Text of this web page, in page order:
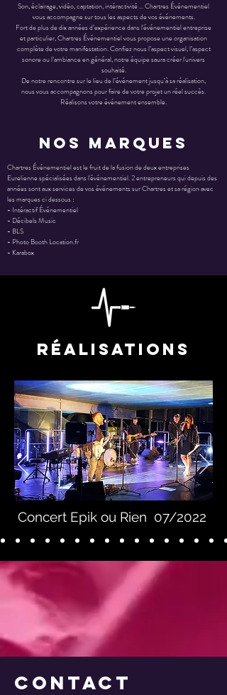
Son, éclairage, vidéo, captation, intéractivité … Chartres Événementiel
vous accompagne sur tous les aspects de vos événements.
Fort de plus de dix années d’expérience dans l'événementiel entreprise
et particulier, Chartres Événementiel vous propose une organisation
complète de votre manifestation. Confiez nous l’aspect visuel, l’aspect
sonore ou l’ambiance en général, notre équipe saura créer l'univers
souhaité.
De notre rencontre sur le lieu de l’événement jusqu’à sa réalisation,
nous vous accompagnons pour faire de votre projet un réel succès.
Réalisons votre événement ensemble.
Nos marques
Chartres Événementiel est le fruit de la fusion de deux entreprises
Eurelienne spécialisées dans l'événementiel. 2 entrepreneurs qui depuis des
années sont aux services de vos événements sur Chartres et sa région avec
les marques ci dessous :
- Intéractif Événementiel
- Décibels Music
- BLS
- Photo Booth Location.fr
- Karabox
réalisations
Concert Epik ou Rien 07/2022
Contact